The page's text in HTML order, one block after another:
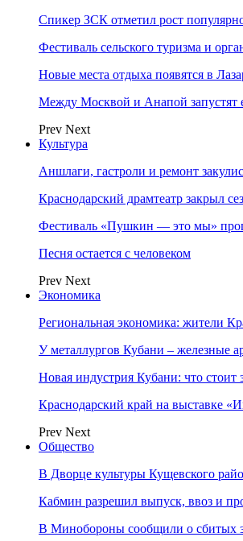
Спикер ЗСК отметил рост
Фестиваль сельского туризма и
Новые места отдыха появятся в
Между Москвой и Анапой запустят
Prev Next
Культура
Аншлаги, гастроли и ремонт
Краснодарский драмтеатр закрыл
Фестиваль «Пушкин — это мы»
Песня остается с человеком
Prev Next
Экономика
Региональная экономика: жители
У металлургов Кубани – железные
Новая индустрия Кубани: что
Краснодарский край на выставке
Prev Next
Общество
В Дворце культуры Кущевского
Кабмин разрешил выпуск, ввоз и
В Минобороны сообщили о сбитых